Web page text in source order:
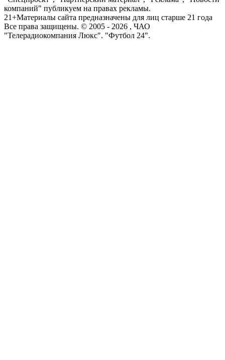
компаний" публикуем на правах рекламы.
21+Материалы сайта предназначены для лиц старше 21 года
Все права защищены. © 2005 - 2026 , ЧАО
"Телерадиокомпания Люкс". "Футбол 24".